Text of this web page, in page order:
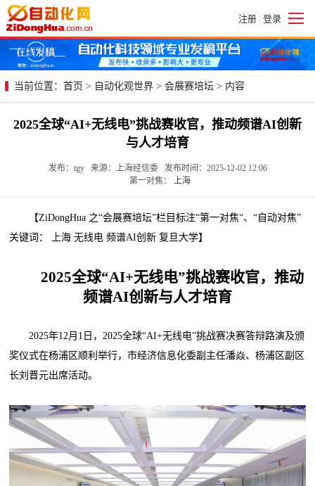
注册 | 登录
当前位置： 首页 > 自动化观世界 > 会展赛培坛 > 内容
2025全球“AI+无线电”挑战赛收官，推动频谱AI创新
与人才培育
发布：tgy 来源：上海经信委 发布时间：2025-12-02 12:06
第一对焦：
上海
【ZiDongHua 之“会展赛培坛”栏目标注“第一对焦“、“自动对焦”
关键词： 上海 无线电 频谱AI创新 复旦大学】
2025全球“AI+无线电”挑战赛收官，推动
频谱AI创新与人才培育
2025年12月1日，2025全球“AI+无线电”挑战赛决赛答辩路演及颁
奖仪式在杨浦区顺利举行，市经济信息化委副主任潘焱、杨浦区副区
长刘晋元出席活动。